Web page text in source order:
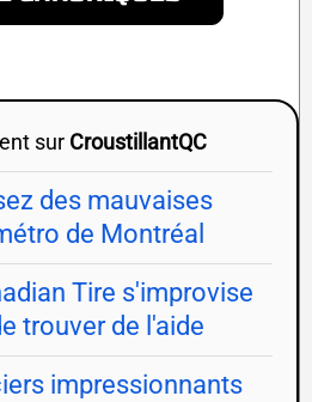
sur CroustillantQC
des mauvaises
de Montréal
Tire s'improvise
trouver de l'aide
impressionnants